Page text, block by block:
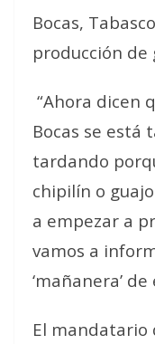
Bocas,
producción de
“Ahora dicen
Bocas se está
tardando
chipilín o
a empezar a
vamos a
‘mañanera’
El mandatario